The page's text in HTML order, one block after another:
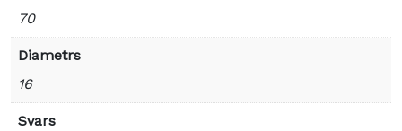
70
Diametrs
16
Svars